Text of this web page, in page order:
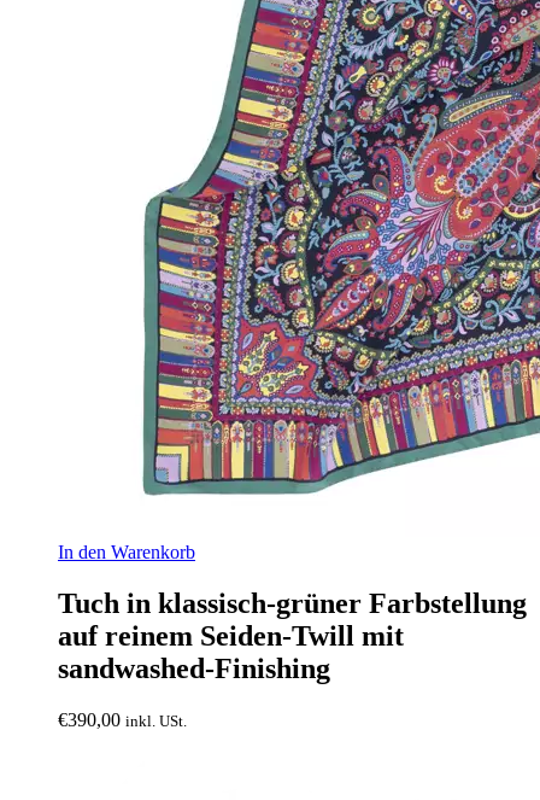
In den Warenkorb
Tuch in klassisch-grüner Farbstellung
auf reinem Seiden-Twill mit
sandwashed-Finishing
€390,00 inkl. USt.